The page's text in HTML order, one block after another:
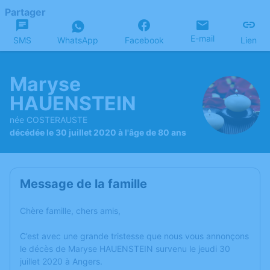
Partager
SMS WhatsApp Facebook E-mail Lien
Maryse
HAUENSTEIN
née COSTERAUSTE
décédée le 30 juillet 2020 à l'âge de 80 ans
Message de la famille
Chère famille, chers amis,
C’est avec une grande tristesse que nous vous annonçons
le décès de Maryse HAUENSTEIN survenu le jeudi 30
juillet 2020 à Angers.